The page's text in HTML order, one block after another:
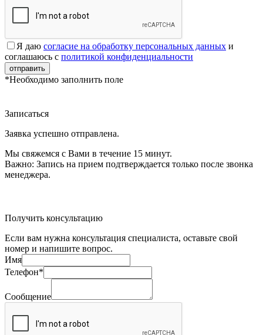
Я даю согласие на обработку персональных данных и
соглашаюсь с политикой конфиденциальности
отправить
*Необходимо заполнить поле
Записаться
Заявка успешно отправлена.
Мы свяжемся с Вами в течение 15 минут.
Важно: Запись на прием подтверждается только после звонка
менеджера.
Получить консультацию
Если вам нужна консультация специалиста, оставьте свой
номер и напишите вопрос.
Имя
Телефон*
Сообщение